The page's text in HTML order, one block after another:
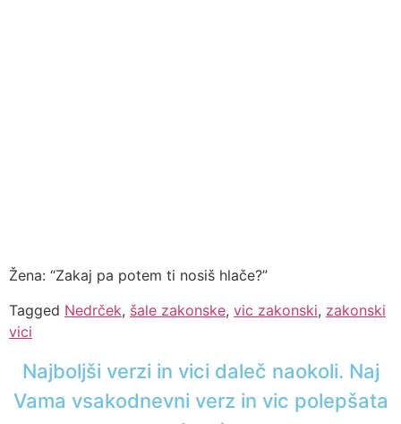
Žena: “Zakaj pa potem ti nosiš hlače?”
Tagged Nedrček, šale zakonske, vic zakonski, zakonski
vici
Najboljši verzi in vici daleč naokoli. Naj
Vama vsakodnevni verz in vic polepšata